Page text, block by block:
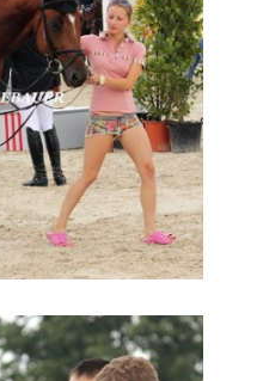
SPORTU V
TY KTEŘÍ SE